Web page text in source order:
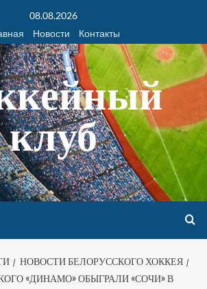
08.08.2026
Новости Контакты
клуб
НОВОСТИ БЕЛОРУССКОГО ХОККЕЯ
«ДИНАМО» ОБЫГРАЛИ «СОЧИ» В